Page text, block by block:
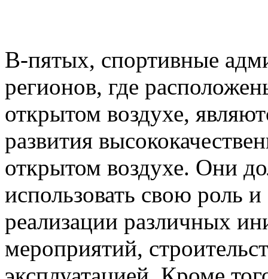
В-пятых, спортивные
регионов, где
открытом воздухе,
развития
открытом воздухе. Они
использовать свою роль и
реализации различных
мероприятий,